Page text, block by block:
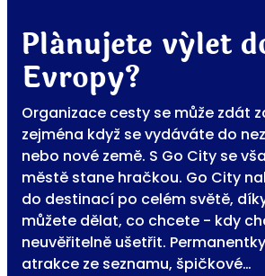
Plánujete výlet
Evropy?
Organizace cesty se může zdát
zejména když se vydáváte do
nebo nové země. S Go City se
městě stane hračkou. Go City
do destinací po celém světě,
můžete dělat, co chcete - kdy
neuvěřitelně ušetřit.
atrakce ze seznamu, špičkové…